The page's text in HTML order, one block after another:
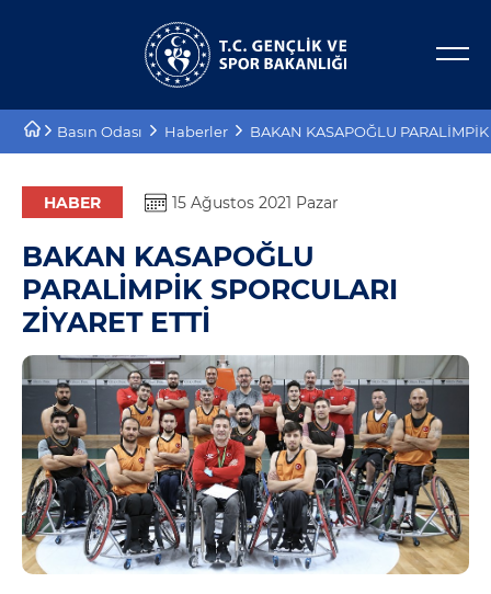
Basın Odası Haberler BAKAN KASAPOĞLU PARALİMPİK
HABER 15 Ağustos 2021 Pazar
BAKAN KASAPOĞLU
PARALİMPİK SPORCULARI
ZİYARET ETTİ
Bakan Yardımcıları
Tarihçe
Misyon, Vizyon
Teşkilat Şeması
Mevzuat
Kurumsal Kimlik
Planlar ve Raporlar
Projeler
Proje Destekleri